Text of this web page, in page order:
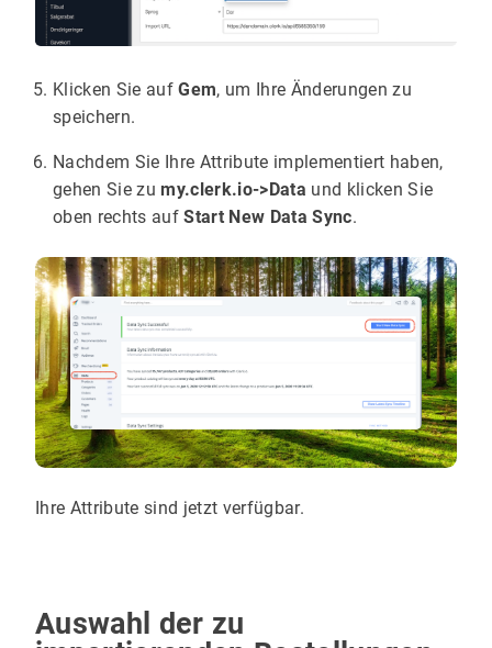
Klicken Sie aufGem, um Ihre Änderungen zu
speichern.
Nachdem Sie Ihre Attribute implementiert haben,
gehen Sie zumy.clerk.io->Data und klicken Sie
oben rechts aufStart New Data Sync.
Ihre Attribute sind jetzt verfügbar.
Auswahl der zu